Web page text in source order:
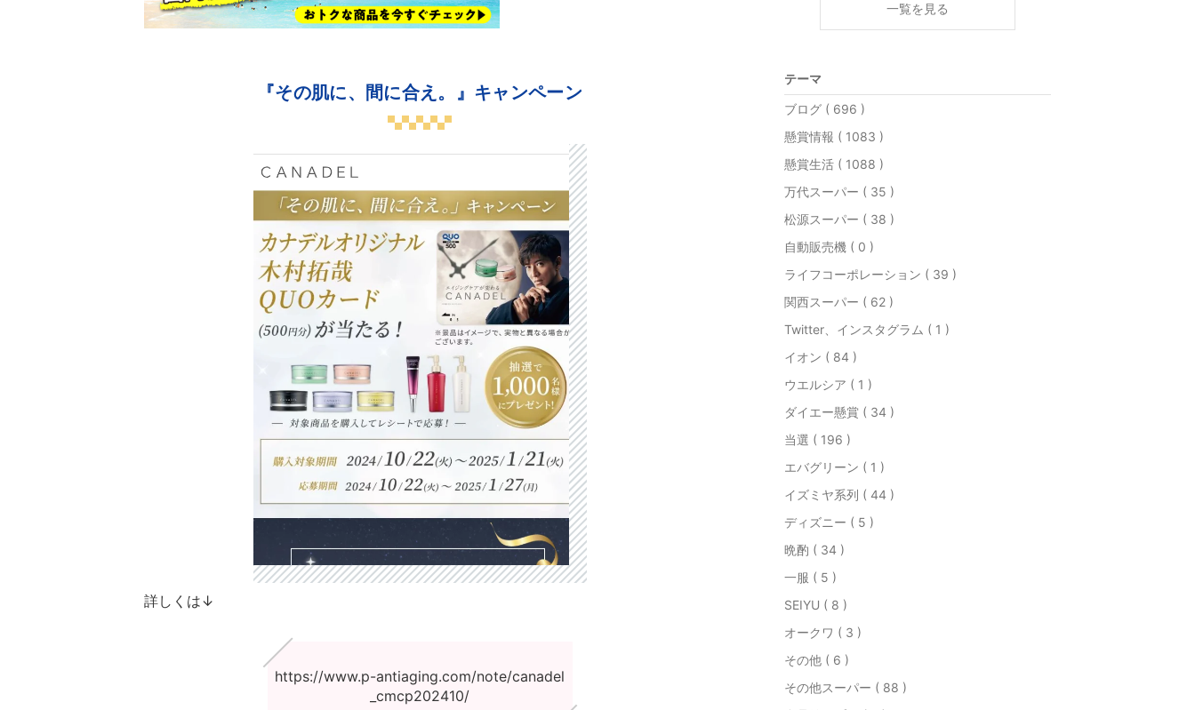
『その肌に、間に合え。』キャンペーン
詳しくは↓
https://www.p-antiaging.com/note/canadel
_cmcp202410/
一覧を見る
テーマ
ブログ ( 696 )
懸賞情報 ( 1083 )
懸賞生活 ( 1088 )
万代スーパー ( 35 )
松源スーパー ( 38 )
自動販売機 ( 0 )
ライフコーポレーション ( 39 )
関西スーパー ( 62 )
Twitter、インスタグラム ( 1 )
イオン ( 84 )
ウエルシア ( 1 )
ダイエー懸賞 ( 34 )
当選 ( 196 )
エバグリーン ( 1 )
イズミヤ系列 ( 44 )
ディズニー ( 5 )
晩酌 ( 34 )
一服 ( 5 )
SEIYU ( 8 )
オークワ ( 3 )
その他 ( 6 )
その他スーパー ( 88 )